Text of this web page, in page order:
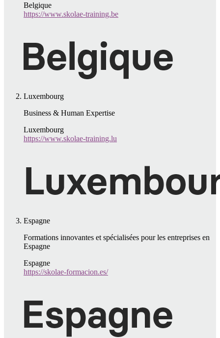
Belgique
https://www.skolae-training.be
Luxembourg
Business & Human Expertise
Luxembourg
https://www.skolae-training.lu
Espagne
Formations innovantes et spécialisées pour les entreprises en
Espagne
Espagne
https://skolae-formacion.es/